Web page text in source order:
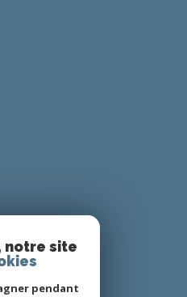
notre site
pendant